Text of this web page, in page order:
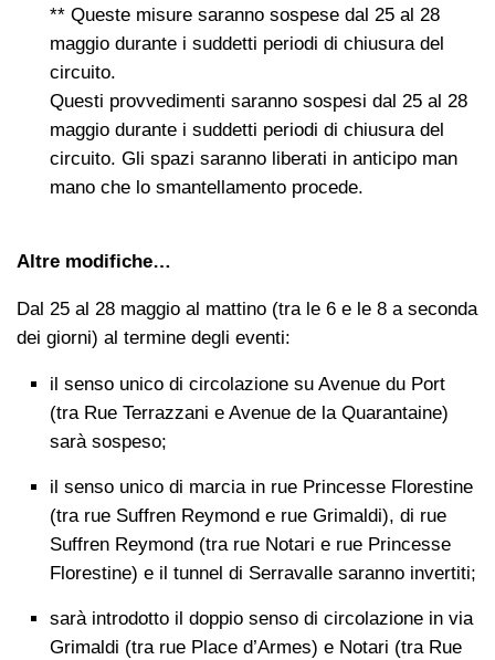
** Queste misure saranno sospese dal 25 al 28
maggio durante i suddetti periodi di chiusura del
circuito.
Questi provvedimenti saranno sospesi dal 25 al 28
maggio durante i suddetti periodi di chiusura del
circuito. Gli spazi saranno liberati in anticipo man
mano che lo smantellamento procede.
Altre modifiche…
Dal 25 al 28 maggio al mattino (tra le 6 e le 8 a seconda
dei giorni) al termine degli eventi:
il senso unico di circolazione su Avenue du Port
(tra Rue Terrazzani e Avenue de la Quarantaine)
sarà sospeso;
il senso unico di marcia in rue Princesse Florestine
(tra rue Suffren Reymond e rue Grimaldi), di rue
Suffren Reymond (tra rue Notari e rue Princesse
Florestine) e il tunnel di Serravalle saranno invertiti;
sarà introdotto il doppio senso di circolazione in via
Grimaldi (tra rue Place d’Armes) e Notari (tra Rue